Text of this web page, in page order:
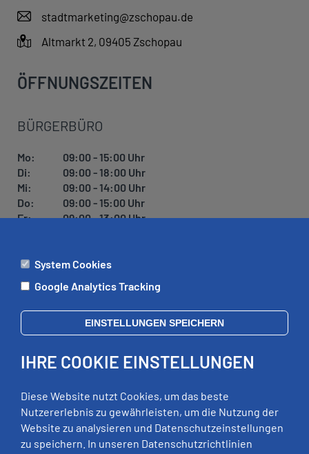
stadtmarketing@zschopau.de
Altmarkt 2, 09405 Zschopau
ÖFFNUNGSZEITEN
BÜRGERBÜRO
Mo:
09:00 - 15:00 Uhr
Di:
09:00 - 18:00 Uhr
Mi:
09:00 - 14:00 Uhr
Do:
09:00 - 15:00 Uhr
Fr:
09:00 - 13:00 Uhr
ÄMTER
Di:
09:00 - 12:00 Uhr, 13:00 - 18:00 Uhr
Mi:
geschlossen
Fr:
09:00 - 12:00 Uhr
RECHTLICHES
System Cookies
Google Analytics Tracking
EINSTELLUNGEN SPEICHERN
IHRE COOKIE EINSTELLUNGEN
Diese Website nutzt Cookies, um das beste
Nutzererlebnis zu gewährleisten, um die Nutzung der
Website zu analysieren und Datenschutzeinstellungen
zu speichern. In unseren Datenschutzrichtlinien